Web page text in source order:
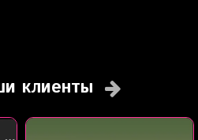
клиенты